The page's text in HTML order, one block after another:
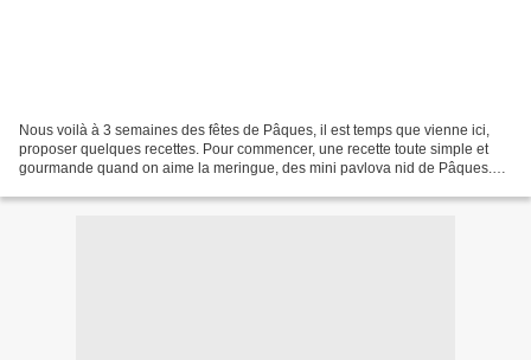
Nous voilà à 3 semaines des fêtes de Pâques, il est temps que vienne ici,
proposer quelques recettes. Pour commencer, une recette toute simple et
gourmande quand on aime la meringue, des mini pavlova nid de Pâques.